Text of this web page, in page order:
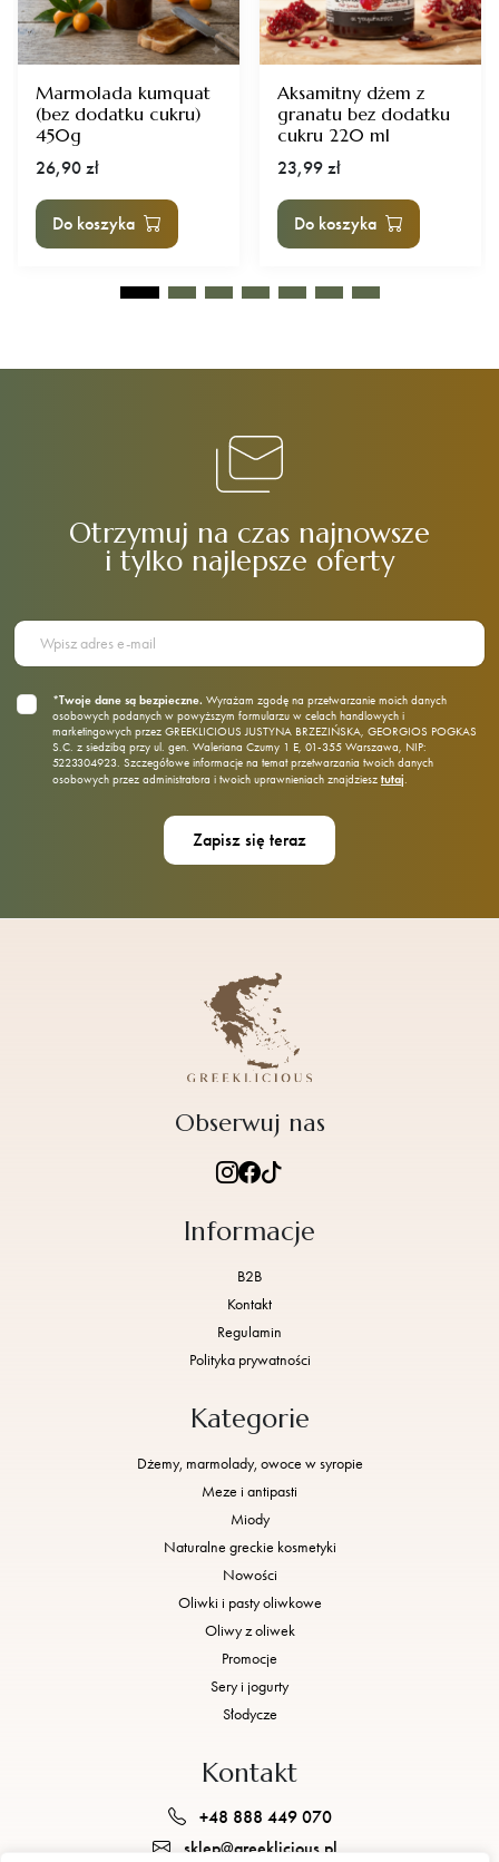
Marmolada kumquat
(bez dodatku cukru)
450g
26,90 zł
Do koszyka
Aksamitny dżem z
granatu bez dodatku
cukru 220 ml
23,99 zł
Do koszyka
Otrzymuj na czas najnowsze
i tylko najlepsze oferty
*Twoje dane są bezpieczne. Wyrażam zgodę na przetwarzanie moich danych
osobowych podanych w powyższym formularzu w celach handlowych i
marketingowych przez GREEKLICIOUS JUSTYNA BRZEZIŃSKA, GEORGIOS POGKAS
S.C. z siedzibą przy ul. gen. Waleriana Czumy 1 E, 01‑355 Warszawa, NIP:
5223304923. Szczegółowe informacje na temat przetwarzania twoich danych
osobowych przez administratora i twoich uprawnieniach znajdziesz tutaj
Informacje
B2B
Kontakt
Regulamin
Polityka prywatności
Kategorie
Dżemy, marmolady, owoce w syropie
Meze i antipasti
Miody
Naturalne greckie kosmetyki
Nowości
Oliwki i pasty oliwkowe
Oliwy z oliwek
Promocje
Sery i jogurty
Słodycze
Obserwuj nas
Kontakt
+48 888 449 070
sklep@greeklicious.pl